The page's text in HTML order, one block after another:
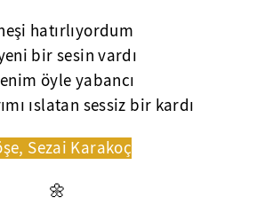
hatırlıyordum
bir sesin vardı
öyle yabancı
ıslatan sessiz bir kardı
Sezai Karakoç
🌼